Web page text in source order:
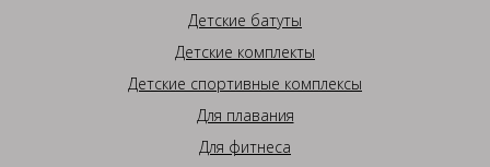
Детские батуты
Детские комплекты
Детские спортивные комплексы
Для плавания
Для фитнеса